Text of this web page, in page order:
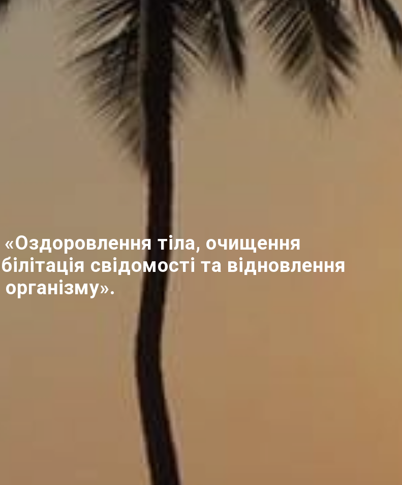
тіла, очищення
свідомості та відновлення
організму».